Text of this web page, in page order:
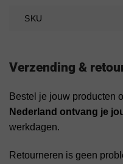
SKU
Verzending &
Bestel je jouw producten
Nederland ontvang je
werkdagen.
Retourneren is geen